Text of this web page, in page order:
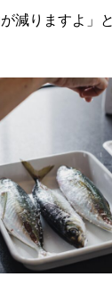
減りますよ」